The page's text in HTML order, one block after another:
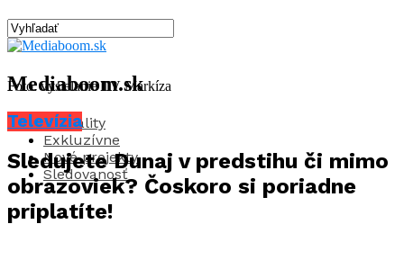
Mediaboom.sk
Aktuality
Exkluzívne
Nové projekty
Sledovanosť
Foto: vysielanie TV Markíza
Televízia
Sledujete Dunaj v predstihu či mimo
obrazoviek? Čoskoro si poriadne
priplatíte!